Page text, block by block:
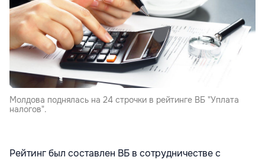
Молдова поднялась на 24 строчки в рейтинге ВБ "Уплата
налогов".
Рейтинг был составлен ВБ в сотрудничестве с